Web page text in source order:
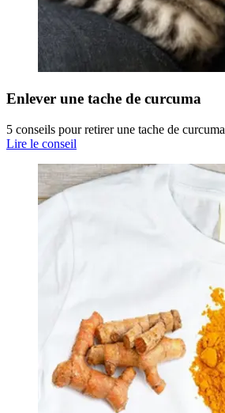
Enlever une tache de curcuma
5 conseils pour retirer une tache de curcuma
Lire le conseil